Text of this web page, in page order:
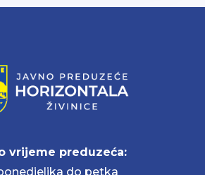
vrijeme preduzeća:
do petka